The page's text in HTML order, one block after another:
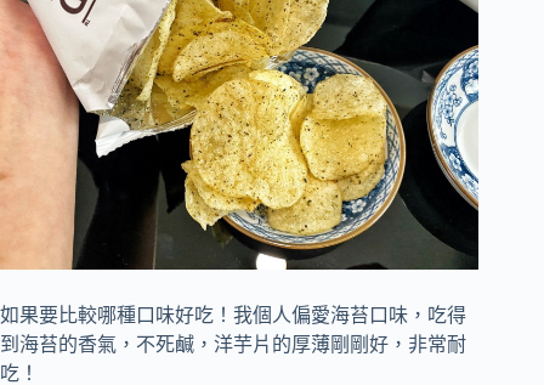
如果要比較哪種口味好吃！我個人偏愛海苔口味，吃得
到海苔的香氣，不死鹹，洋芋片的厚薄剛剛好，非常耐
吃！